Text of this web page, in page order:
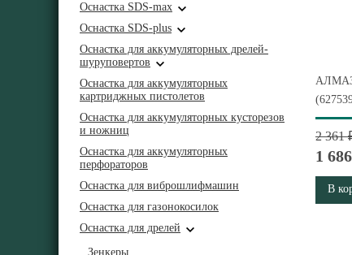
Оснастка SDS-max
Оснастка SDS-plus
Оснастка для аккумуляторных дрелей-
шуруповертов
Оснастка для аккумуляторных
картриджных пистолетов
Оснастка для аккумуляторных кусторезов
и ножниц
Оснастка для аккумуляторных
перфораторов
Оснастка для виброшлифмашин
Оснастка для газонокосилок
Оснастка для дрелей
Зенкеры
2 361
1
В